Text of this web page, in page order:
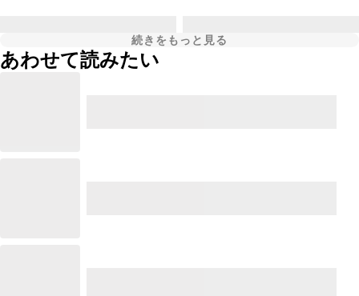
続きをもっと見る
あわせて読みたい